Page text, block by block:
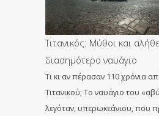
Τιτανικός: Μύθοι και
διασημότερο ναυάγιο
Τι κι αν πέρασαν 110 χρόνια
Τιτανικού; Το ναυάγιο του
λεγόταν, υπερωκεάνιου, που